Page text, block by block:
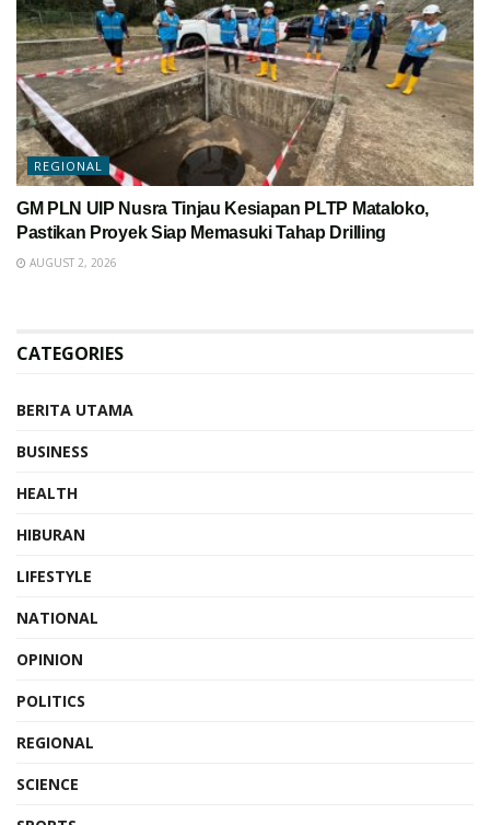
REGIONAL
GM PLN UIP Nusra Tinjau Kesiapan PLTP Mataloko,
Pastikan Proyek Siap Memasuki Tahap Drilling
AUGUST 2, 2026
CATEGORIES
BERITA UTAMA
BUSINESS
HEALTH
HIBURAN
LIFESTYLE
NATIONAL
OPINION
POLITICS
REGIONAL
SCIENCE